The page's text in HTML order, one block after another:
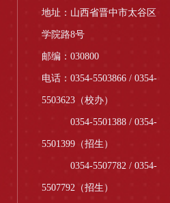
地址：山西省晋中市太谷区
学院路8号
邮编：030800
电话：0354-5503866 / 0354-
5503623（校办）
0354-5501388 / 0354-
5501399（招生）
0354-5507782 / 0354-
5507792（招生）